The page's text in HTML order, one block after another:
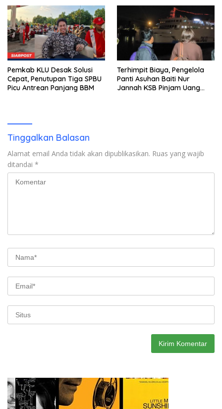
Pemkab KLU Desak Solusi
Cepat, Penutupan Tiga SPBU
Picu Antrean Panjang BBM
Terhimpit Biaya, Pengelola
Panti Asuhan Baiti Nur
Jannah KSB Pinjam Uang
Tinggalkan Balasan
Alamat email Anda tidak akan dipublikasikan. Ruas yang wajib
ditandai *